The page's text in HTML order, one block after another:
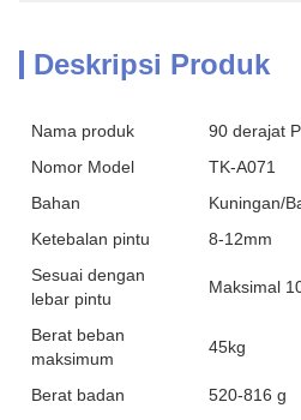
Deskripsi Produk
Nama produk
90 derajat
Nomor Model
TK-A071
Bahan
Kuningan/
Ketebalan pintu
8-12mm
Sesuai dengan
lebar pintu
Maksimal
Berat beban
maksimum
45kg
Berat badan
520-816 g